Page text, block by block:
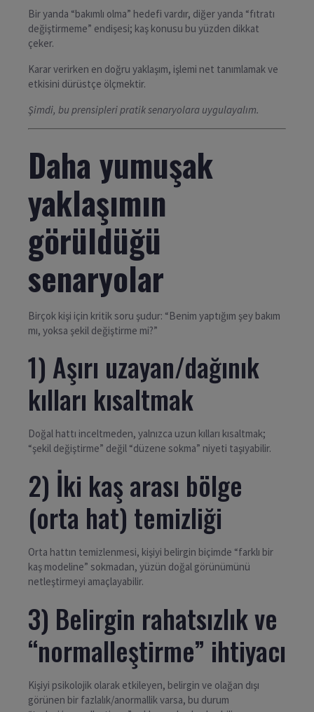
Bir yanda “bakımlı olma” hedefi vardır, diğer yanda “fıtratı
değiştirmeme” endişesi; kaş konusu bu yüzden dikkat
çeker.
Karar verirken en doğru yaklaşım, işlemi net tanımlamak ve
etkisini dürüstçe ölçmektir.
Şimdi, bu prensipleri pratik senaryolara uygulayalım.
Daha yumuşak
yaklaşımın
görüldüğü
senaryolar
Birçok kişi için kritik soru şudur: “Benim yaptığım şey bakım
mı, yoksa şekil değiştirme mi?”
1) Aşırı uzayan/dağınık
kılları kısaltmak
Doğal hattı inceltmeden, yalnızca uzun kılları kısaltmak;
“şekil değiştirme” değil “düzene sokma” niyeti taşıyabilir.
2) İki kaş arası bölge
(orta hat) temizliği
Orta hattın temizlenmesi, kişiyi belirgin biçimde “farklı bir
kaş modeline” sokmadan, yüzün doğal görünümünü
netleştirmeyi amaçlayabilir.
3) Belirgin rahatsızlık ve
“normalleştirme” ihtiyacı
Kişiyi psikolojik olarak etkileyen, belirgin ve olağan dışı
görünen bir fazlalık/anormallik varsa, bu durum